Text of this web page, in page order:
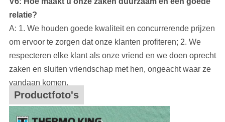
relatie?
A: 1. We houden goede kwaliteit en concurrerende prijzen
om ervoor te zorgen dat onze klanten profiteren; 2. We
respecteren elke klant als onze vriend en we doen oprecht
zaken en sluiten vriendschap met hen, ongeacht waar ze
vandaan komen.
Productfoto's